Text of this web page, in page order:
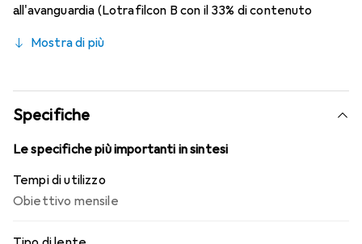
all'avanguardia (Lotrafilcon B con il 33% di contenuto
Moisture Matrix e la nota tecnologia SmartShield,
conosci. Comfort e assenza di fastidi per tutto il giorno
con le lenti mensili.
Mostra di più
Specifiche
Le specifiche più importanti in sintesi
Tempi di utilizzo
Obiettivo mensile